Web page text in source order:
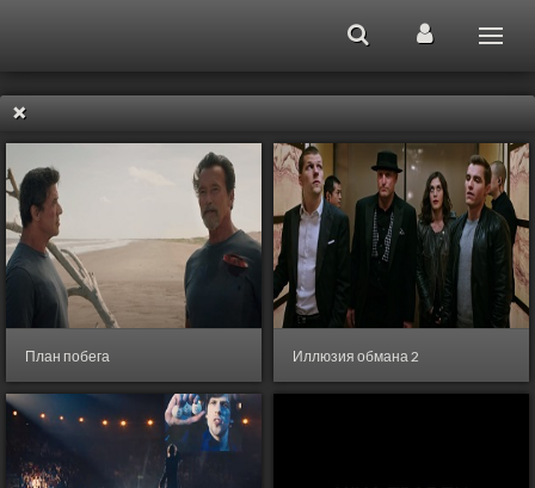
План побега
2013,США- Боевик, Криминал,
Фанстастика, Триллер
Иллюзия обмана 2
2016,США,Франция- Боевик,